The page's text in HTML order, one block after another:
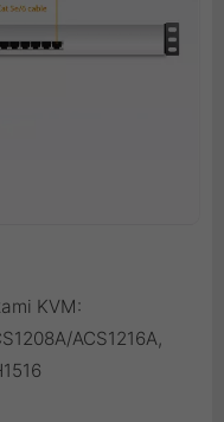
KVM:
ACS1216A,